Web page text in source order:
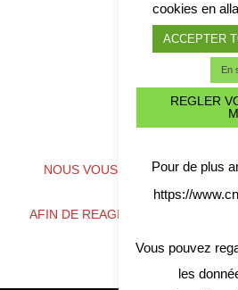
ALERTE CYBER
NOUS VOUS CONSEILLONS DE
AFIN DE REAGIR RAPIDEMENT EN
cookies en
ACCEPTER
En
REGLER
Pour de plus
https://
Vous pouvez
les